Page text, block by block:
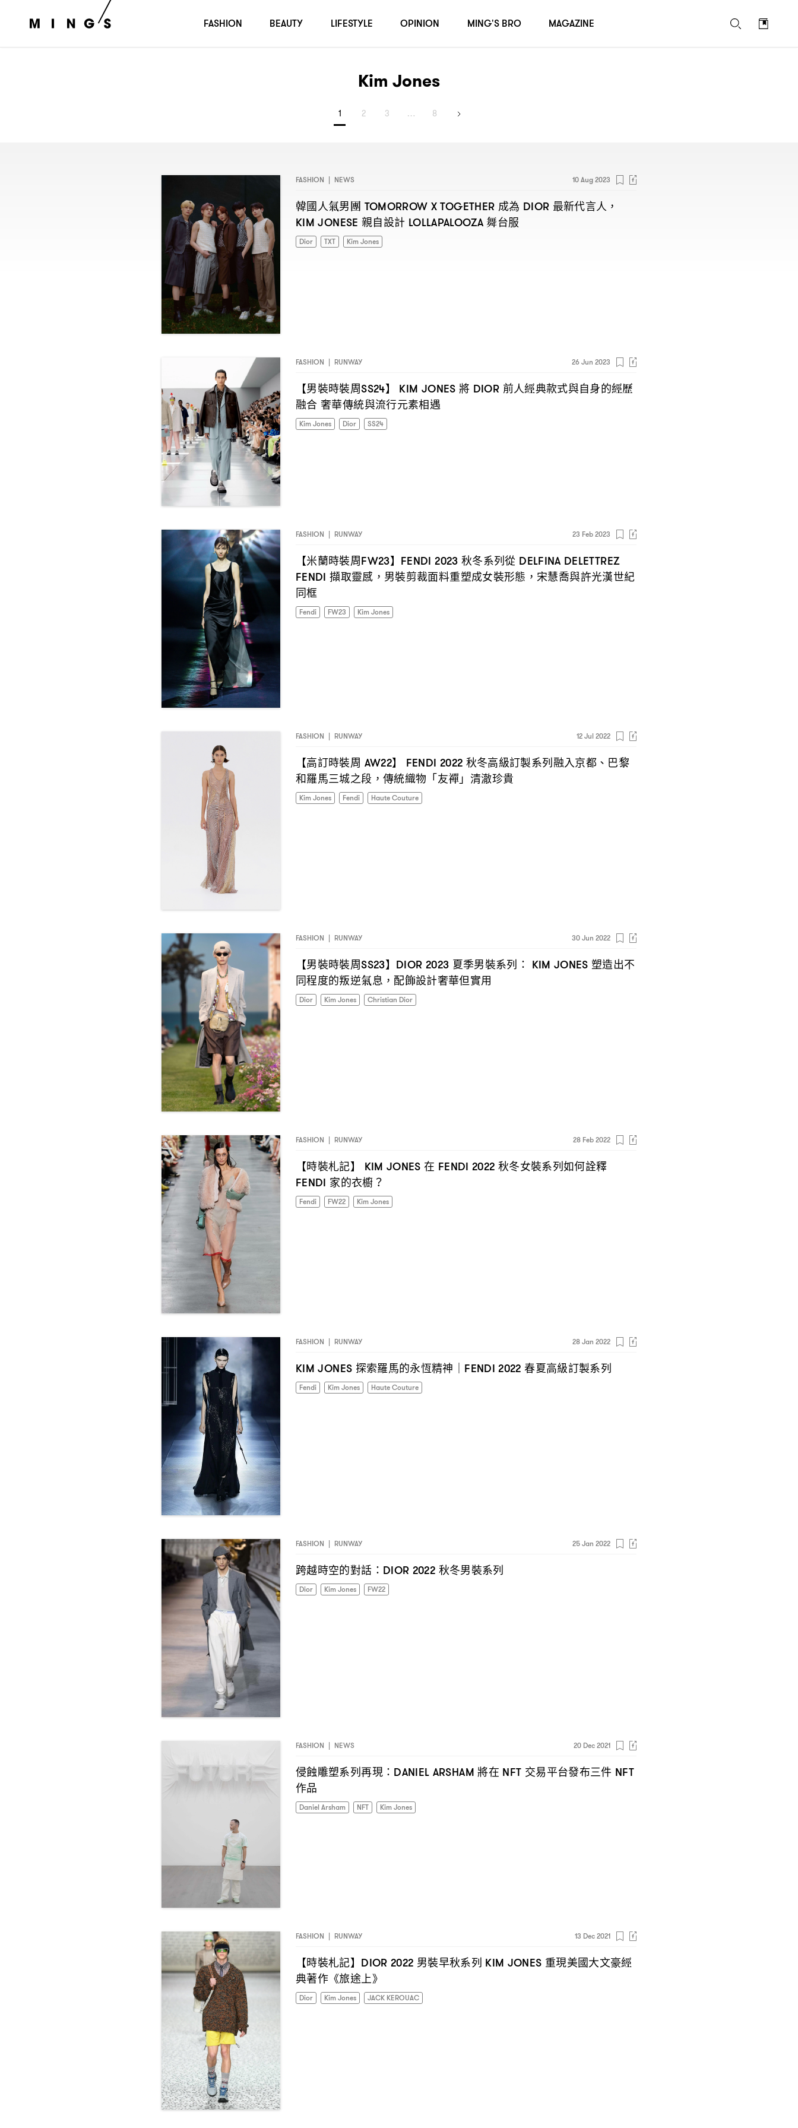
Kim Jones
1 2 3 … 8
FASHION | NEWS 10 Aug 2023
韓國人氣男團 TOMORROW X TOGETHER 成為 DIOR 最新代言人 ，
KIM JONESE 親自設計 LOLLAPALOOZA 舞台服
Dior TXT Kim Jones
FASHION | RUNWAY 26 Jun 2023
【男裝時裝周SS24】 KIM JONES 將 DIOR 前人經典款式與自身的經歷
融合 奢華傳統與流行元素相遇
Kim Jones Dior SS24
FASHION | RUNWAY 23 Feb 2023
【米蘭時裝周FW23】 FENDI 2023 秋冬系列從 DELFINA DELETTREZ
FENDI擷取靈感 ， 男裝剪裁面料重塑成女裝形態 ， 宋慧喬與許光漢世紀
同框
Fendi FW23 Kim Jones
FASHION | RUNWAY 12 Jul 2022
【高訂時裝周 AW22】 FENDI 2022 秋冬高級訂製系列融入京都、巴黎
和羅馬三城之段 ， 傳統織物「友禪」清澈珍貴
Kim Jones Fendi Haute Couture
FASHION | RUNWAY 30 Jun 2022
【男裝時裝周SS23】 DIOR 2023 夏季男裝系列 ： KIM JONES塑造出不
同程度的叛逆氣息 ，配飾設計奢華但實用
Dior Kim Jones Christian Dior
FASHION | RUNWAY 28 Feb 2022
【時裝札記】 KIM JONES 在 FENDI 2022 秋冬女裝系列如何詮釋
FENDI 家的衣櫥？
Fendi FW22 Kim Jones
FASHION | RUNWAY 28 Jan 2022
KIM JONES 探索羅馬的永恆精神 ｜FENDI 2022 春夏高級訂製系列
Fendi Kim Jones Haute Couture
FASHION | RUNWAY 25 Jan 2022
跨越時空的對話 ：DIOR 2022 秋冬男裝系列
Dior Kim Jones FW22
FASHION | NEWS 20 Dec 2021
侵蝕雕塑系列再現：DANIEL ARSHAM將在 NFT 交易平台發布三件 NFT
作品
Daniel Arsham NFT Kim Jones
FASHION | RUNWAY 13 Dec 2021
【時裝札記】 DIOR 2022 男裝早秋系列 KIM JONES 重現美國大文豪經
典著作《旅途上》
Dior Kim Jones JACK KEROUAC
FASHION BEAUTY LIFESTYLE OPINION MING'S BRO MAGAZINE